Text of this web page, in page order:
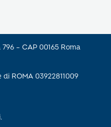
796 – CAP 00165 Roma
ROMA 03922811009